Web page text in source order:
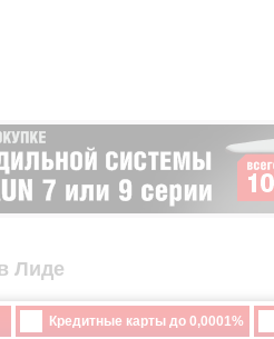
Лиде
Кредитные карты до 0,0001%